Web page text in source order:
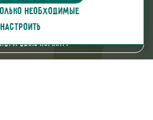
НЕОБХОДИМЫЕ
НАСТРОИТЬ
каталог
свою комнату